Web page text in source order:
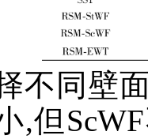
不同壁
,但